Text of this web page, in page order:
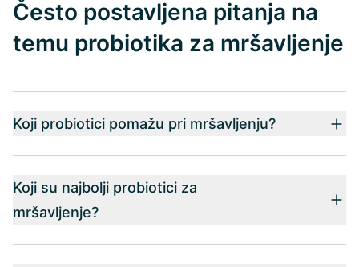
Često postavljena pitanja na
temu probiotika za mršavljenje
Koji probiotici pomažu pri mršavljenju?
Koji su najbolji probiotici za
mršavljenje?